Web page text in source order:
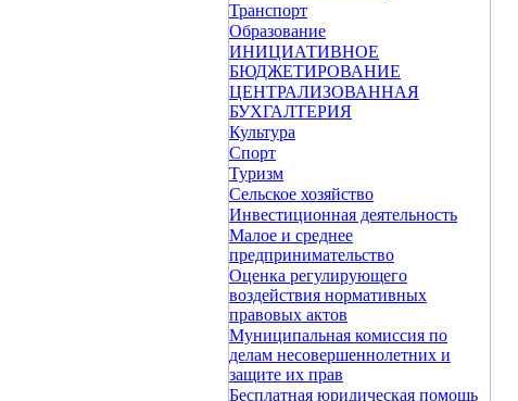
Транспорт
Образование
ИНИЦИАТИВНОЕ
БЮДЖЕТИРОВАНИЕ
ЦЕНТРАЛИЗОВАННАЯ
БУХГАЛТЕРИЯ
Культура
Спорт
Туризм
Сельское хозяйство
Инвестиционная деятельность
Малое и среднее
предпринимательство
Оценка регулирующего
воздействия нормативных
правовых актов
Муниципальная комиссия по
делам несовершеннолетних и
защите их прав
Бесплатная юридическая помощь